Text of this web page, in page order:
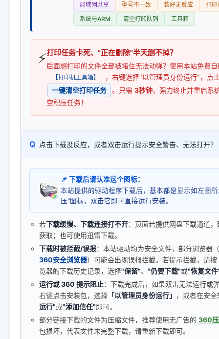
局域网共享
型号不一致 装好无反应
打印
系统与ARM
清空打印队列 工具箱
⚡打印任务卡死、"正在删除"半天删不掉？
后面想打印的文件全部被堵住无法动弹？使用本站免费
【打印机工具箱】
，右键选择"以管理员身份运行"，点
一键清空打印任务
。只需 3秒钟，强力终止并重启系
空积压任务！
Q 点击下载没反应，或者双击运行提示安全警告、无法打开？
📌 下载后请认准这个图标：
本站提供的驱动程序下载后，基本都是显示如左图
压"图标，双击它即可直接运行安装。
若下载缓慢、下载连接打不开：页面若提供网盘下载通道
获取；也可使用迅雷下载。
下载时被拦截/误报：本站驱动均为安全文件，部分浏览器
360安全浏览器）可能会出现误报拦截。若提示拦截，请按
览器的下载历史记录，选择"保留"、 "仍要下载"或"恢复文
运行或 360 提示阻止：下载完成后，如果双击无法运行或
右键点击安装包，选择 「以管理员身份运行」 ，或者在安
运行"或"添加信任"即可。
部分链接下载的文件为压缩文件，推荐使用无广告的 360
包损坏，代表文件未完整下载，请重新下载即可。